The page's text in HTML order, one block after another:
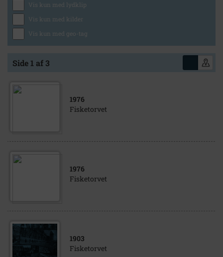
Vis kun med lydklip
Vis kun med kilder
Vis kun med geo-tag
Side 1 af 3
1976
Fisketorvet
1976
Fisketorvet
1903
Fisketorvet